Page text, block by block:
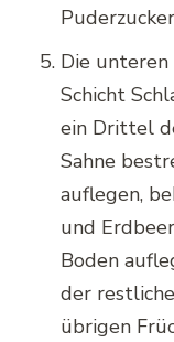
Die
Schicht
ein Drittel
Sahne
auflegen,
und
Boden
der
übrigen